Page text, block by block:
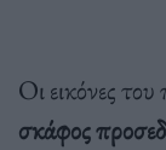
Οι εικόνες
σκάφος